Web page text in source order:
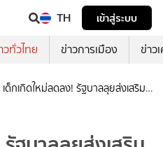
TH
เข้าสู่ระบบ
วทั่วไทย ข่าวการเมือง ข่าว
เด็กเกิดใหม่ลดลง! รัฐบาลลุยส่งเสริมมี